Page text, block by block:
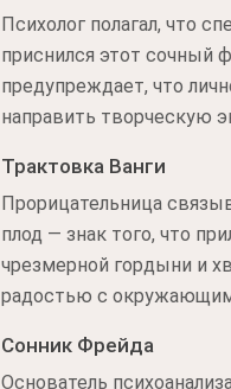
Психолог полагал, что
приснился этот сочный
предупреждает, что
направить творческую
Трактовка Ванги
Прорицательница
плод — знак того, что
чрезмерной гордыни и
радостью с
Сонник Фрейда
Основатель